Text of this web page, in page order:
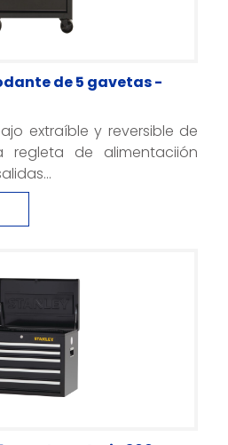
de 5 gavetas -
extraíble y reversible de
regleta de alimentaciión